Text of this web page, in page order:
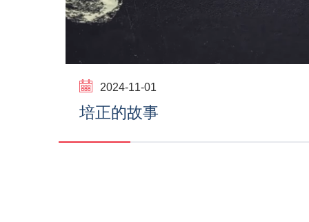
2024-11-01
培正的故事